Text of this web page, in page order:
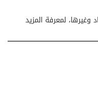
وغيرها، لمعرفة المزيد